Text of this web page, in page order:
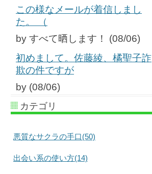
この様なメールが着信しまし
た。 （
by すべて晒します！ (08/06)
初めまして。佐藤綾、橘聖子詐
欺の件ですが
by (08/06)
カテゴリ
悪質なサクラの手口(50)
出会い系の使い方(14)